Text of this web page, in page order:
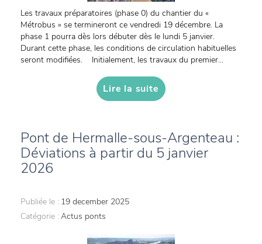
Les travaux préparatoires (phase 0) du chantier du «
Métrobus » se termineront ce vendredi 19 décembre. La
phase 1 pourra dès lors débuter dès le lundi 5 janvier.
Durant cette phase, les conditions de circulation habituelles
seront modifiées. Initialement, les travaux du premier...
Lire la suite
Pont de Hermalle-sous-Argenteau :
Déviations à partir du 5 janvier
2026
Publiée le : 19 december 2025
Catégorie : Actus ponts